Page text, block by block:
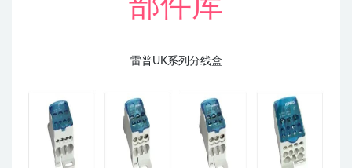
部件库
雷普UK系列分线盒